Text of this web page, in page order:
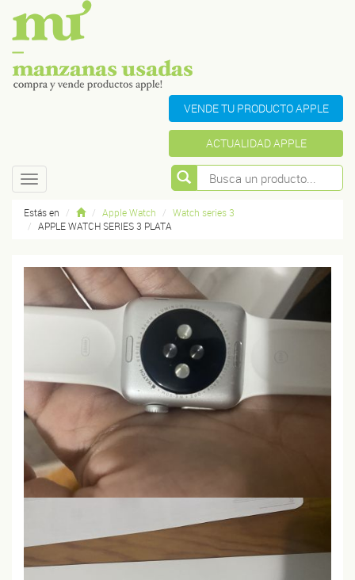
VENDE TU PRODUCTO APPLE
ACTUALIDAD APPLE
Toggle
navigation
Estás en Apple Watch
Watch series 3
APPLE WATCH SERIES 3 PLATA